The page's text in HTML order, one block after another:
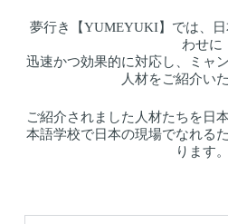
夢行き【YUMEYUKI】では、
わせに
迅速かつ効果的に対応し、ミャ
人材をご紹介い
ご紹介されました人材たちを日
本語学校で日本の現場でなれる
ります。